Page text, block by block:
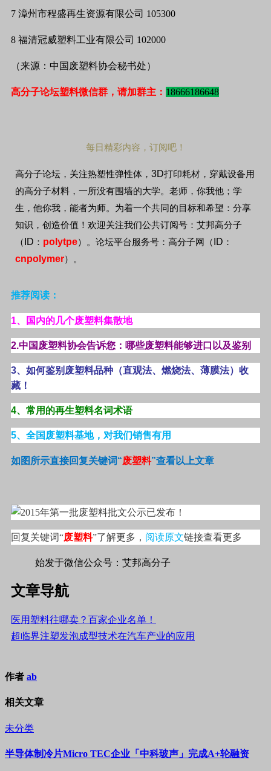
7 漳州市程盛再生资源有限公司 105300
8 福清冠威塑料工业有限公司 102000
（来源：中国废塑料协会秘书处）
高分子论坛塑料微信群，请加群主： 18666186648
每日精彩内容，订阅吧！
高分子论坛，关注热塑性弹性体， 3D打印耗材，穿戴设备用
的高分子材料，一所没有围墙的大学。老师，你我他；学
生，他你我，能者为师。为着一个共同的目标和希望：分享
知识，创造价值！欢迎关注我们公共订阅号：艾邦高分子
（ ID ： polytpe）。论坛平台服务号：高分子网（ ID ：
cnpolymer）。
推荐阅读：
1、国内的几个废塑料集散地
2.中国废塑料协会告诉您：哪些废塑料能够进口以及鉴别
3、如何鉴别废塑料品种（直观法、燃烧法、薄膜法）收
藏！
4、常用的再生塑料名词术语
5、全国废塑料基地，对我们销售有用
如图所示直接回复关键词“废塑料”查看以上文章
回复关键词“废塑料”了解更多， 阅读原文链接查看更多
始发于微信公众号：艾邦高分子
文章导航
医用塑料往哪卖？百家企业名单！
超临界注塑发泡成型技术在汽车产业的应用
作者 ab
相关文章
未分类
半导体制冷片Micro TEC企业「中科玻声」完成A+轮融资